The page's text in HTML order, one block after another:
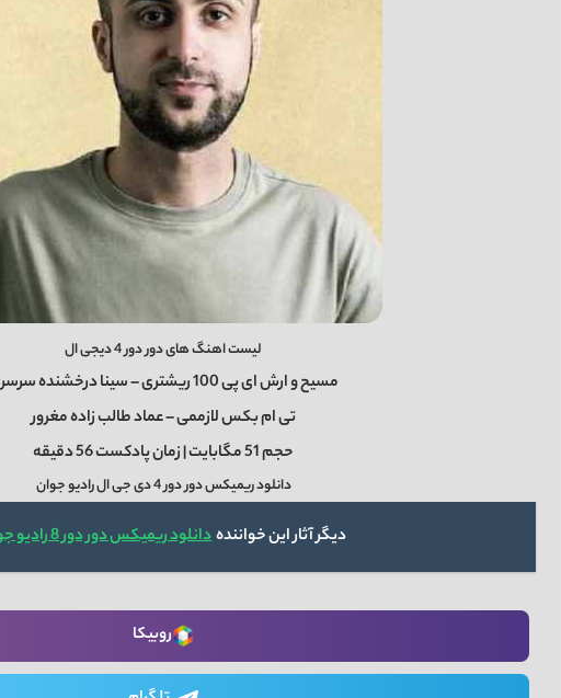
لیست اهنگ های دور دور 4 دیجی ال
مسیح و ارش ای پی 100 ریشتری – سینا درخشنده سرسری
تی ام بکس لازممی – عماد طالب زاده مغرور
حجم 51 مگابایت | زمان پادکست 56 دقیقه
دانلود ریمیکس دور دور 4 دی جی ال رادیو جوان
دیگر آثار این خوانندهدانلود ریمیکس دور دور 8 رادیو جوان
روبیکا